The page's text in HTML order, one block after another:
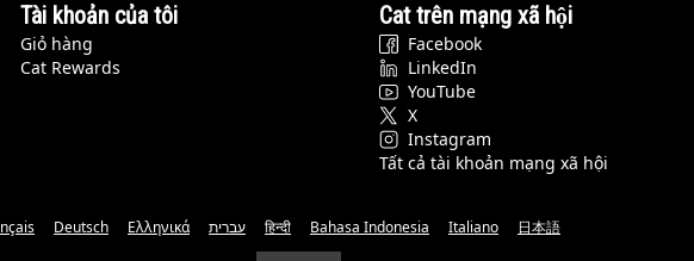
Tài khoản của tôi
Giỏ hàng
Cat Rewards
Cat trên mạng xã hội
Facebook
LinkedIn
YouTube
X
Instagram
Tất cả tài khoản mạng xã hội
Deutsch Ελληνικά עברית हिन्दी Bahasa Indonesia Italiano 日本語